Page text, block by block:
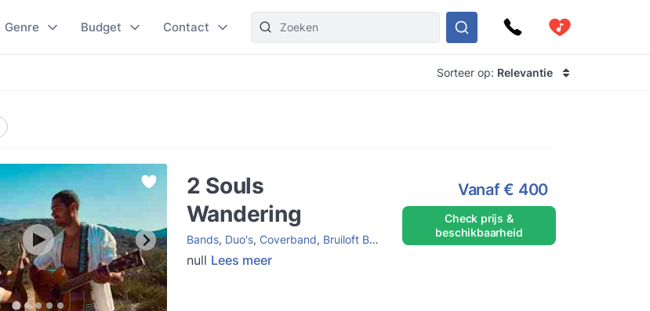
Genre Budget Contact
Sorteer op: Relevantie
2 Souls
Wandering
Bands, Duo's, Coverband, Bruiloft Band Pop duo,Bruiloft,Tuinfeest
null Lees meer
Vanaf€ 400
Check prijs &
beschikbaarheid